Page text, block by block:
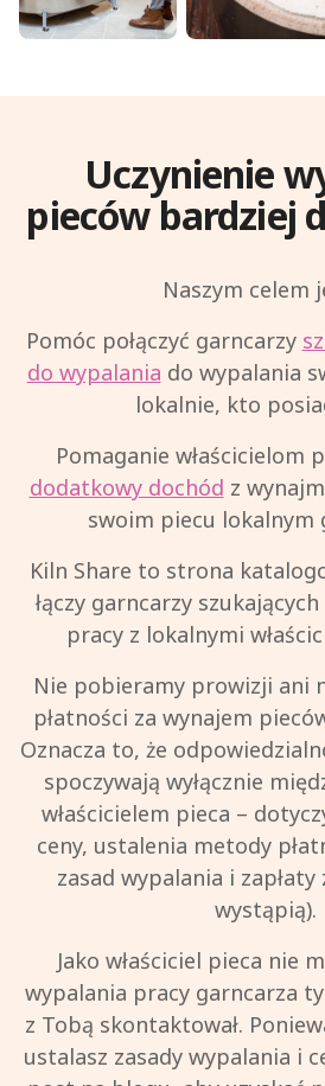
Uczynienie
pieców bardziej
Naszym celem
Pomóc połączyć garncarzy
do wypalania do wypalania
lokalnie, kto
Pomaganie właścicielom
dodatkowy dochód z
swoim piecu lokalnym
Kiln Share to strona
łączy garncarzy
pracy z lokalnymi
Nie pobieramy prowizji ani
płatności za wynajem
Oznacza to, że
spoczywają wyłącznie
właścicielem pieca –
ceny, ustalenia metody
zasad wypalania i
wystąpią).
Jako właściciel pieca nie
wypalania pracy garncarza
z Tobą skontaktował.
ustalasz zasady wypalania i